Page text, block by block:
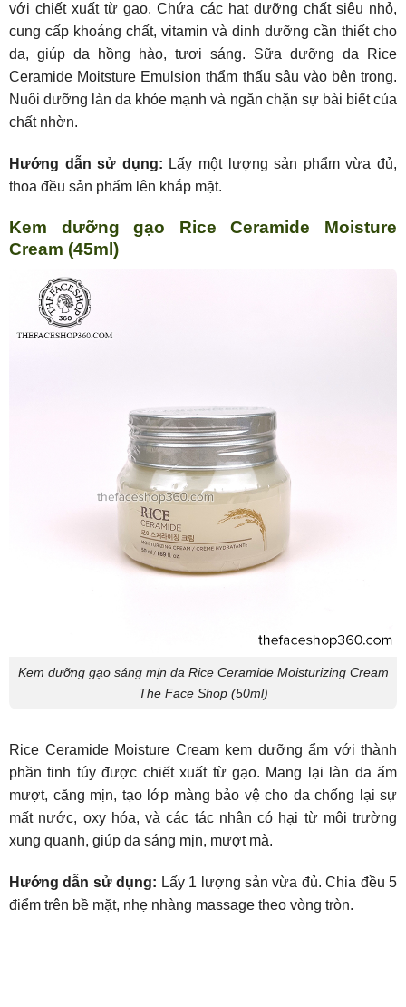
với chiết xuất từ gạo. Chứa các hạt dưỡng chất siêu nhỏ,
cung cấp khoáng chất, vitamin và dinh dưỡng cần thiết cho
da, giúp da hồng hào, tươi sáng. Sữa dưỡng da Rice
Ceramide Moitsture Emulsion thẩm thấu sâu vào bên trong.
Nuôi dưỡng làn da khỏe mạnh và ngăn chặn sự bài biết của
chất nhờn.
Hướng dẫn sử dụng: Lấy một lượng sản phẩm vừa đủ,
thoa đều sản phẩm lên khắp mặt.
Kem dưỡng gạo Rice Ceramide Moisture
Cream (45ml)
Kem dưỡng gạo sáng mịn da Rice Ceramide Moisturizing Cream
The Face Shop (50ml)
Rice Ceramide Moisture Cream kem dưỡng ẩm với thành
phần tinh túy được chiết xuất từ gạo. Mang lại làn da ẩm
mượt, căng mịn, tạo lớp màng bảo vệ cho da chống lại sự
mất nước, oxy hóa, và các tác nhân có hại từ môi trường
xung quanh, giúp da sáng mịn, mượt mà.
Hướng dẫn sử dụng: Lấy 1 lượng sản vừa đủ. Chia đều 5
điểm trên bề mặt, nhẹ nhàng massage theo vòng tròn.